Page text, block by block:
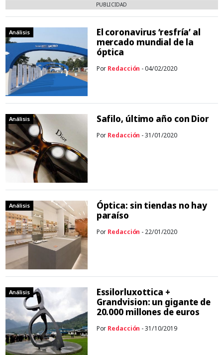
PUBLICIDAD
Análisis
El coronavirus ‘resfría’ al
mercado mundial de la
óptica
Por Redacción - 04/02/2020
Análisis Safilo, último año con Dior
Por Redacción - 31/01/2020
Análisis
Óptica: sin tiendas no hay
paraíso
Por Redacción - 22/01/2020
Análisis
Essilorluxottica +
Grandvision: un gigante de
20.000 millones de euros
Por Redacción - 31/10/2019